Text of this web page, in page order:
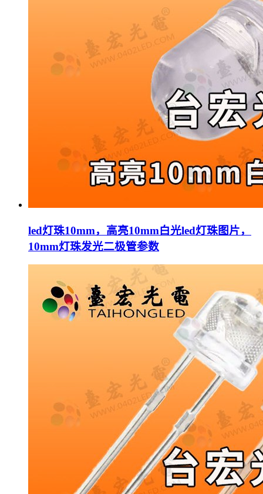
led灯珠10mm，高亮10mm白光led灯珠图片，
10mm灯珠发光二极管参数